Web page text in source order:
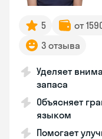
5 от
3 отзыва
Уделяет
запаса
Объясняет
языком
Помогает